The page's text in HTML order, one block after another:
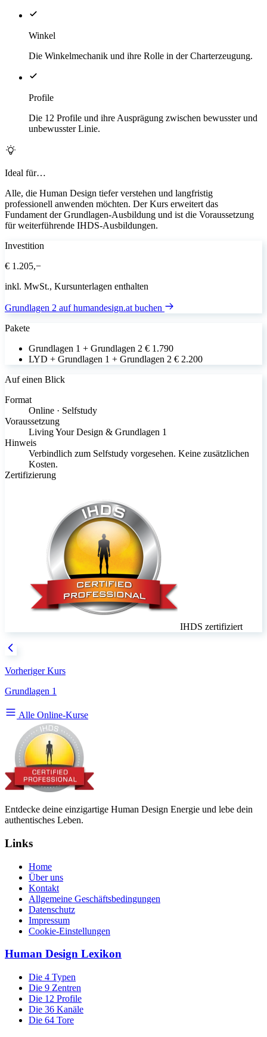
Winkel
Die Winkelmechanik und ihre Rolle in der Charterzeugung.
Profile
Die 12 Profile und ihre Ausprägung zwischen bewusster und
unbewusster Linie.
Ideal für…
Alle, die Human Design tiefer verstehen und langfristig
professionell anwenden möchten. Der Kurs erweitert das
Fundament der Grundlagen-Ausbildung und ist die Voraussetzung
für weiterführende IHDS-Ausbildungen.
Investition
€ 1.205,−
inkl. MwSt., Kursunterlagen enthalten
Grundlagen 2 auf humandesign.at buchen
Pakete
Grundlagen 1 + Grundlagen 2 € 1.790
LYD + Grundlagen 1 + Grundlagen 2 € 2.200
Auf einen Blick
Format
Online · Selfstudy
Voraussetzung
Living Your Design & Grundlagen 1
Hinweis
Verbindlich zum Selfstudy vorgesehen. Keine zusätzlichen
Kosten.
Zertifizierung
IHDS zertifiziert
Vorheriger Kurs
Grundlagen 1
Alle Online-Kurse
Entdecke deine einzigartige Human Design Energie und lebe dein
authentisches Leben.
Links
Home
Über uns
Kontakt
Allgemeine Geschäftsbedingungen
Datenschutz
Impressum
Cookie-Einstellungen
Human Design Lexikon
Die 4 Typen
Die 9 Zentren
Die 12 Profile
Die 36 Kanäle
Die 64 Tore